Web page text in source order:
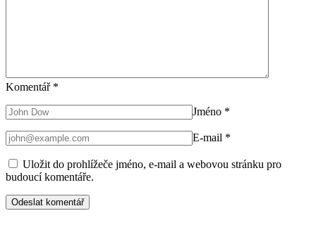
Komentář *
Jméno *
E-mail *
Uložit do prohlížeče jméno, e-mail a webovou stránku pro
budoucí komentáře.